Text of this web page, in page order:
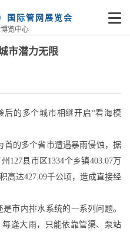
国际管网展览会
览中心
市潜力无限
后的多个城市相继开启“看海模
首的多个省市遭遇暴雨侵蚀，据
127县市区 1334个乡镇403.07万
高达427.09千公顷，造成直接经
市内排水系统的一系列问题。
逢大雨，只能依靠管渠、泵站